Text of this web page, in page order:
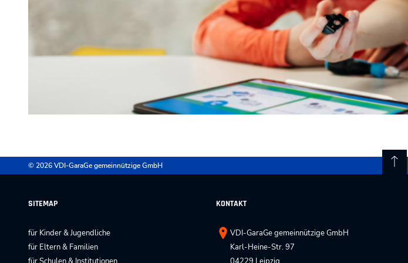
© 2026 VDI-GaraGe gemeinnützige GmbH
SITEMAP
für Kinder & Jugendliche
für Eltern & Familien
KONTAKT
VDI-GaraGe gemeinnützige GmbH
Karl-Heine-Str. 97